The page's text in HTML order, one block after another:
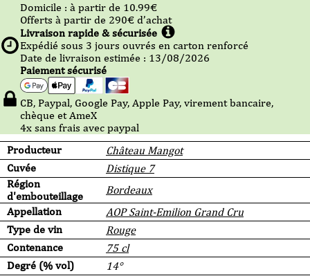
Producteur
Château Mangot
Cuvée
Distique 7
Région
d'embouteillage
Bordeaux
Appellation
AOP Saint-Emilion Grand Cru
Type de vin
Rouge
Contenance
75 cl
Degré (% vol)
14°
Domicile : à partir de 10.99€
Offerts à partir de 290€ d’achat
Livraison rapide & sécurisée
Expédié sous 3 jours ouvrés en carton renforcé
Date de livraison estimée : 13/08/2026
Paiement sécurisé
CB, Paypal, Google Pay, Apple Pay, virement bancaire,
chèque et AmeX
4x sans frais avec paypal